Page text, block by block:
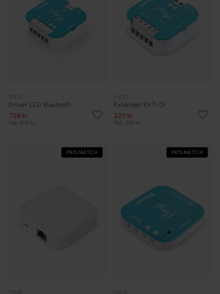
Driver LED Bluetooth
758 kr
Rek. 895 kr
Extender EXT-01
229 kr
Rek. 239 kr
PRISMATCH PRISMATCH